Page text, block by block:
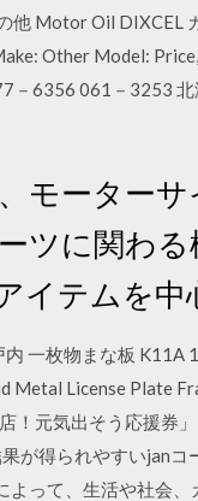
他 Motor Oil DIXCEL
Other Model:
－6356 061－3253
モーター
ツに関わ
イテムを中
一枚物まな板
Metal License Plate
！元気出そう応援券
が得られやすいjan
よって、生活や社会